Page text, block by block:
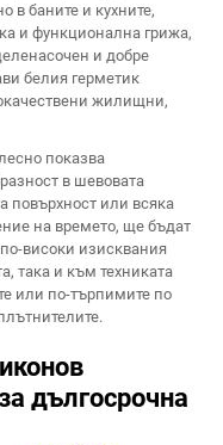
в баните и кухните,
и функционална грижа,
и добре
белия герметик
жилищни,
показва
в шевовата
повърхност или всяка
на времето, ще бъдат
високи изисквания
така и към техниката
или по-търпимите по
дългосрочна